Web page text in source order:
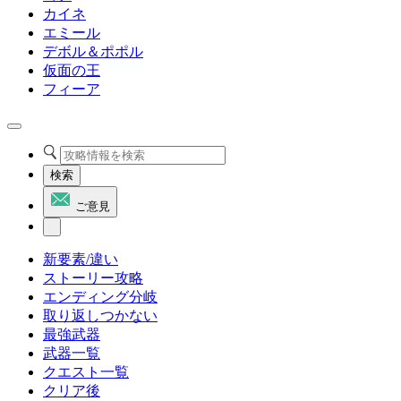
カイネ
エミール
デボル＆ポポル
仮面の王
フィーア
検索
ご意見
新要素/違い
ストーリー攻略
エンディング分岐
取り返しつかない
最強武器
武器一覧
クエスト一覧
クリア後